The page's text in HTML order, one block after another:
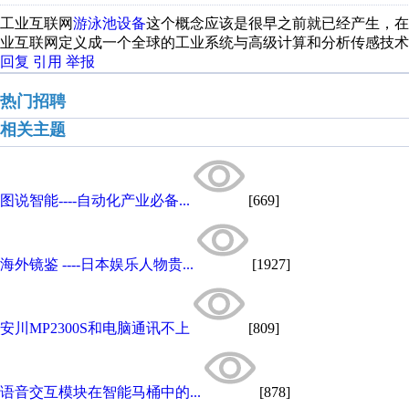
工业互联网游泳池设备这个概念应该是很早之前就已经产生，
业互联网定义成一个全球的工业系统与高级计算和分析传感技
回复 引用 举报
热门招聘
相关主题
图说智能----自动化产业必备... [669]
海外镜鉴 ----日本娱乐人物贵... [1927]
安川MP2300S和电脑通讯不上 [809]
语音交互模块在智能马桶中的... [878]